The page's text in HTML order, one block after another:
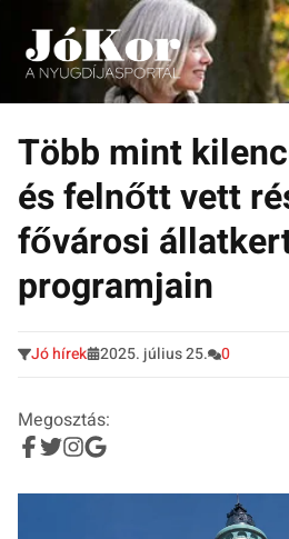
Tovább
tartalomra
Tudnivalók, érdekességek idősek
Több mint
és felnőtt vett
fővárosi
programjain
Jó hírek 2025. július 25. 0
Megosztás: